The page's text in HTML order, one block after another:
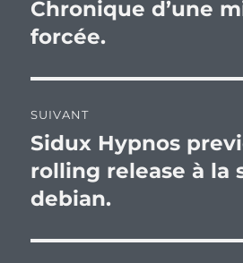
l’article
Publication
précédente :
Chronique d’une
forcée.
SUIVANT
Publication
suivante :
Sidux Hypnos
rolling release à la
debian.